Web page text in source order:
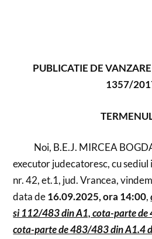
PUBLICATIE DE
1357/
Noi, B.E.J. MIRCEA
executor judecatoresc, cu
nr. 42, et.1, jud. Vrancea,
data de16.09.2025, ora 14:00,
si 112/483 din A1, cota-parte
cota-parte de 483/483 din A1.4